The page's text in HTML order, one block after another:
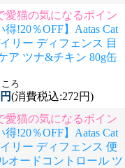
愛猫の気になるポイン
得!20％OFF】Aatas Cat
リー ディフェンス 目
ア ツナ&チキン 80g缶
ろ
(消費税込:272円)
愛猫の気になるポイン
得!20％OFF】Aatas Cat
リー ディフェンス 便
オードコントロール ツ